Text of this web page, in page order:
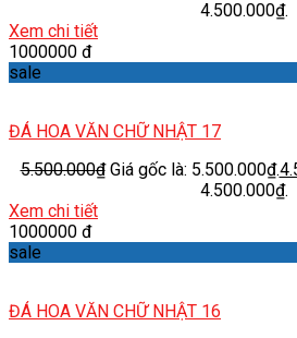
4.500.000₫.
Xem chi tiết
1000000 đ
sale
ĐÁ HOA VĂN CHỮ NHẬT 17
5.500.000₫ Giá gốc là: 5.500.000₫.
4.500.000₫.
Xem chi tiết
1000000 đ
sale
ĐÁ HOA VĂN CHỮ NHẬT 16